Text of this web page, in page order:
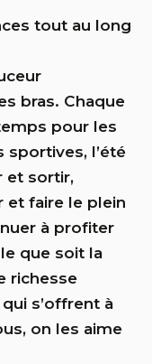
tout au long
bras. Chaque
pour les
sportives, l’été
et sortir,
et faire le plein
à profiter
que soit la
richesse
s’offrent à
on les aime